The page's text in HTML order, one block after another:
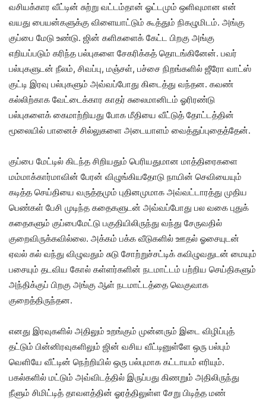
வசியக்கார வீட்டின் சுற்று வட்டம்தான் ஓட்டமும் ஒளிவுமான என்
வயது பையன்களுக்கு விளையாட்டும் கூத்தும் நிகழுமிடம். அங்கு
குப்பை மேடு உண்டு. ஜின் களிகளைக் கேட்ட பிறகு அங்கு
எறியப்படும் கரிந்த பல்புகளை சேகரிக்கத் தொடங்கினேன். பவர்
பல்புகளுடன் நீலம், சிவப்பு, மஞ்சள், பச்சை நிறங்களில் ஜீரோ வாட்ஸ்
குட்டி இரவு பல்புகளும் அவ்வப்போது கிடைத்து வந்தன. கவண்
கல்லிற்காக வேட்டைக்கார காதர் சுலைமானிடம் ஓரிரண்டு
பல்புகளைக் கைமாற்றியது போக மீதியை வீட்டுத் தோட்டத்தின்
மூலையில் பானைச் சில்லுகளை அடையாளம் வைத்துப்புதைத்தேன்.
குப்பை மேட்டில் கிடந்த சிறியதும் பெரியதுமான மாத்திரைகளை
மம்மாக்கார்மாவின் பேரன் விழுங்கியதோடு நாயின் செவியையும்
கடித்த செய்தியை வருத்தமும் புதினமுமாக அவ்வட்டாரத்து முதிய
பெண்கள் பேசி முடிந்த கதைகளுடன் அவ்வப்போது பல வகை புதுக்
கதைகளும் குப்பைமேட்டு பகுதியிலிருந்து வந்து சேருவதில்
குறைவிருக்கவில்லை. அக்கம் பக்க வீடுகளில் ஊதல் ஓசையுடன்
ஏவல் கல் வந்து விழுவதும் சுடு சோற்றுச்சட்டிக் கவிழுவதுடன் மையும்
பசையும் தடவிய கோல் கள்ளர்களின் நடமாட்டம் பற்றிய செய்திகளும்
அந்திக்குப் பிறகு அங்கு ஆள் நடமாட்டத்தை வெகுவாக
குறைத்திருந்தன.
எனது இரவுகளில் அதிலும் உறங்கும் முன்னரும் இடை விழிப்புத்
தட்டும் பின்னிரவுகளிலும் ஜின் வசிய வீட்டினுள்ளே ஒரு பல்பும்
வெளியே வீட்டின் நெற்றியில் ஒரு பல்புமாக கட்டாயம் எரியும்.
பகல்களில் மட்டும் அவ்விடத்தில் இருப்பது கிணறும் அதிலிருந்து
நீளும் சிமிட்டித் தாவளத்தின் ஓரத்திலுள்ள சேறு பிடித்த மண்